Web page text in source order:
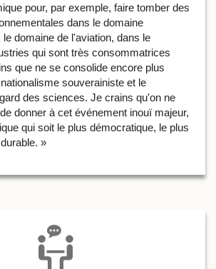
pour, par exemple, faire tomber des
dans le domaine
domaine de l'aviation, dans le
qui sont très consommatrices
que ne se consolide encore plus
souverainiste et le
des sciences. Je crains qu'on ne
donner à cet événement inouï majeur,
qui soit le plus démocratique, le plus
»